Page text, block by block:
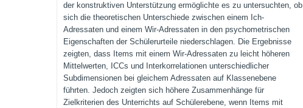
der konstruktiven Unterstützung ermöglichte es zu untersuchten, ob
sich die theoretischen Unterschiede zwischen einem Ich-
Adressaten und einem Wir-Adressaten in den psychometrischen
Eigenschaften der Schülerurteile niederschlagen. Die Ergebnisse
zeigten, dass Items mit einem Wir-Adressaten zu leicht höheren
Mittelwerten, ICCs und Interkorrelationen unterschiedlicher
Subdimensionen bei gleichem Adressaten auf Klassenebene
führten. Jedoch zeigten sich höhere Zusammenhänge für
Zielkriterien des Unterrichts auf Schülerebene, wenn Items mit